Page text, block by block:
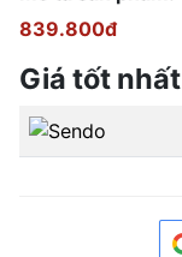
839.800đ
Giá tốt nhất